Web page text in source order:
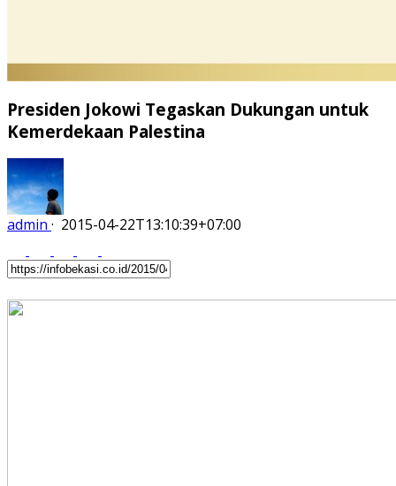
Presiden Jokowi Tegaskan Dukungan untuk
Kemerdekaan Palestina
admin · 2015-04-22T13:10:39+07:00